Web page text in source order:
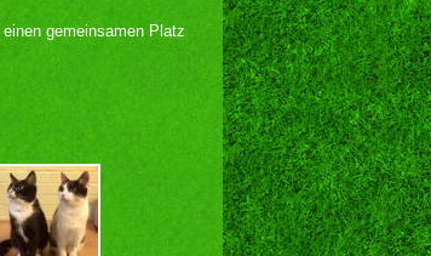
gemeinsamen Platz